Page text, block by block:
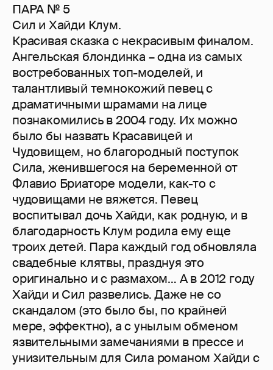
ПАРА № 5
Сил и Хайди Клум.
Красивая сказка с некрасивым финалом.
Ангельская блондинка – одна из самых
востребованных топ-моделей, и
талантливый темнокожий певец с
драматичными шрамами на лице
познакомились в 2004 году. Их можно
было бы назвать Красавицей и
Чудовищем, но благородный поступок
Сила, женившегося на беременной от
Флавио Бриаторе модели, как-то с
чудовищами не вяжется. Певец
воспитывал дочь Хайди, как родную, и в
благодарность Клум родила ему еще
троих детей. Пара каждый год обновляла
свадебные клятвы, празднуя это
оригинально и с размахом… А в 2012 году
Хайди и Сил развелись. Даже не со
скандалом (это было бы, по крайней
мере, эффектно), а с унылым обменом
язвительными замечаниями в прессе и
унизительным для Сила романом Хайди с